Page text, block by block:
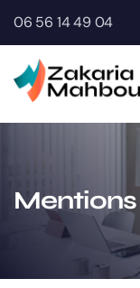
06 56 14 49 04